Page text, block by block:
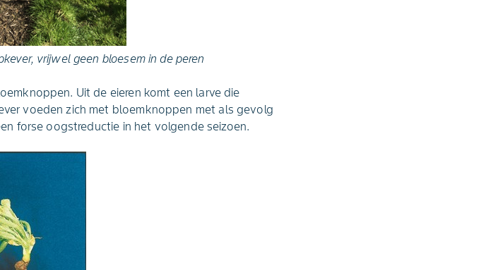
vrijwel geen bloesem in de peren
Uit de eieren komt een larve die
voeden zich met bloemknoppen met als gevolg
forse oogstreductie in het volgende seizoen.